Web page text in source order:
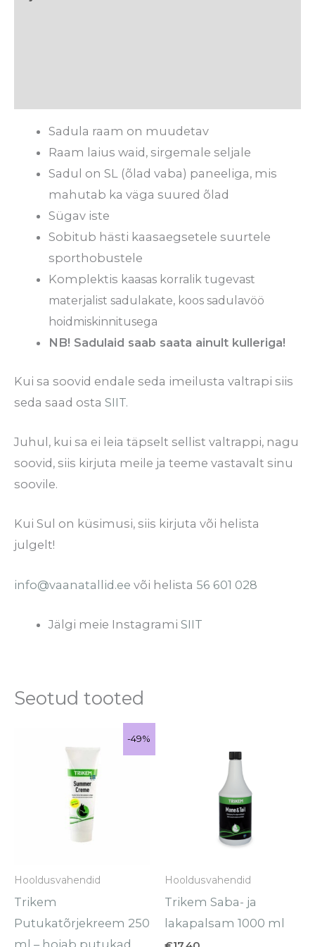
Sadula raam on muudetav
Raam laius waid, sirgemale seljale
Sadul on SL (õlad vaba) paneeliga, mis
mahutab ka väga suured õlad
Sügav iste
Sobitub hästi kaasaegsetele suurtele
sporthobustele
Komplektis kaasas korralik tugevast
materjalist sadulakate, koos sadulavöö
hoidmiskinnitusega
NB! Sadulaid saab saata ainult kulleriga!
Kui sa soovid endale seda imeilusta valtrapi siis
seda saad osta SIIT.
Juhul, kui sa ei leia täpselt sellist valtrappi, nagu
soovid, siis kirjuta meile ja teeme vastavalt sinu
soovile.
Kui Sul on küsimusi, siis kirjuta või helista
julgelt!
info@vaanatallid.ee või helista 56 601 028
Jälgi meie InstagramiSIIT
Seotud tooted
Sale!
-49%
-49%
Hooldusvahendid
Trikem
Putukatõrjekreem 250
ml – hoiab putukad
hind
€9.90.
hind
€5.00.
Hooldusvahendid
Trikem Saba- ja
lakapalsam 1000 ml